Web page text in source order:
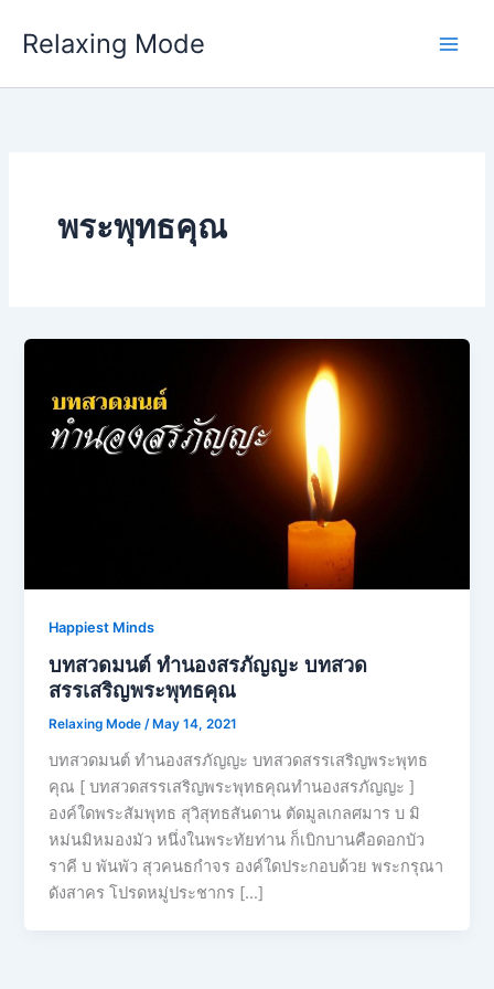
Relaxing Mode
พระพุทธคุณ
Happiest Minds
บทสวดมนต์ ทำนองสรภัญญะ บทสวด
สรรเสริญพระพุทธคุณ
Relaxing Mode/ May 14, 2021
บทสวดมนต์ ทำนองสรภัญญะ บทสวดสรรเสริญพระพุทธ
คุณ [ บทสวดสรรเสริญพระพุทธคุณทำนองสรภัญญะ ]
องค์ใดพระสัมพุทธ สุวิสุทธสันดาน ตัดมูลเกลศมาร บ มิ
หม่นมิหมองมัว หนึ่งในพระทัยท่าน ก็เบิกบานคือดอกบัว
ราคี บ พันพัว สุวคนธกำจร องค์ใดประกอบด้วย พระกรุณา
ดังสาคร โปรดหมู่ประชากร […]